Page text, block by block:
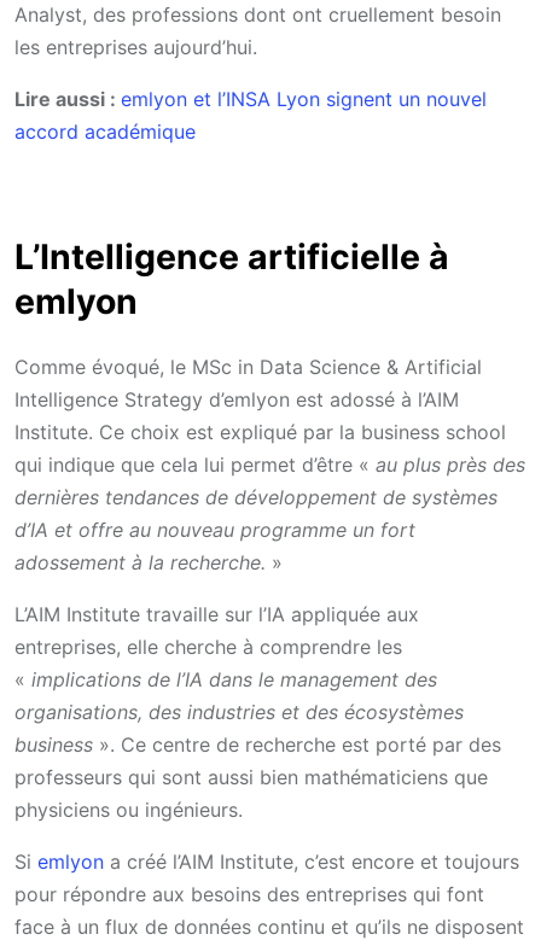
Analyst, des professions dont ont cruellement besoin
les entreprises aujourd’hui.
Lire aussi : emlyon et l’INSA Lyon signent un nouvel
accord académique
L’Intelligence artificielle à
emlyon
Comme évoqué, le MSc in Data Science & Artificial
Intelligence Strategy d’emlyon est adossé à l’AIM
Institute. Ce choix est expliqué par la business school
qui indique que cela lui permet d’être « au plus près des
dernières tendances de développement de systèmes
d’IA et offre au nouveau programme un fort
adossement à la recherche. »
L’AIM Institute travaille sur l’IA appliquée aux
entreprises, elle cherche à comprendre les
« implications de l’IA dans le management des
organisations, des industries et des écosystèmes
business ». Ce centre de recherche est porté par des
professeurs qui sont aussi bien mathématiciens que
physiciens ou ingénieurs.
Si emlyon a créé l’AIM Institute, c’est encore et toujours
pour répondre aux besoins des entreprises qui font
face à un flux de données continu et qu’ils ne disposent